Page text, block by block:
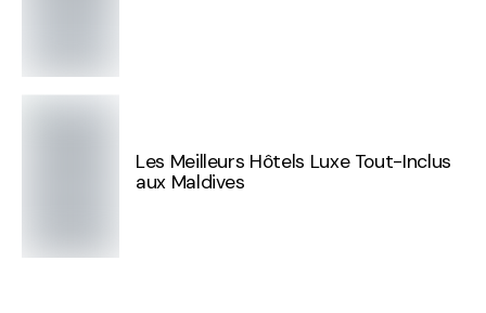
Les Meilleurs Hôtels Luxe Tout-Inclus
aux Maldives